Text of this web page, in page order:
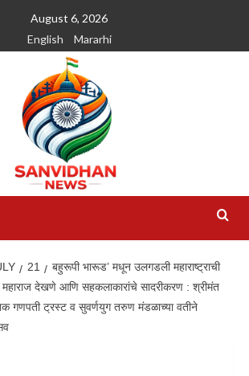
August 6, 2026
English
Mararhi
21
बहुरूपी भारूड’ मधून उलगडली महाराष्ट्राची
महाराज देखणे आणि सहकलाकारांचे सादरीकरण : श्रीमंत
गणपती ट्रस्ट व सुवर्णयुग तरुण मंडळाच्या वतीने